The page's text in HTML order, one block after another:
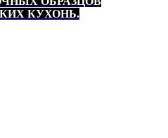
КУХОНЬ.